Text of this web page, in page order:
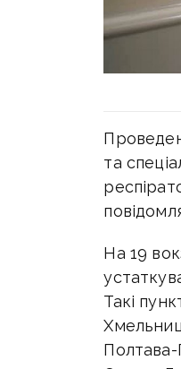
та
На 19
Такі
Полтава-